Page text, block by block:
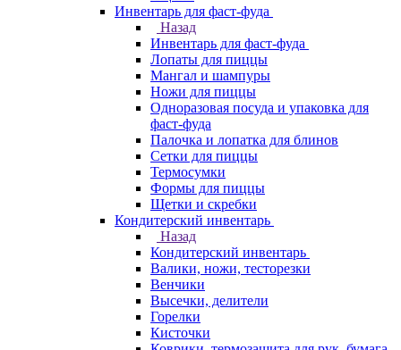
Инвентарь для фаст-фуда
Назад
Инвентарь для фаст-фуда
Лопаты для пиццы
Мангал и шампуры
Ножи для пиццы
Одноразовая посуда и упаковка для
фаст-фуда
Палочка и лопатка для блинов
Сетки для пиццы
Термосумки
Формы для пиццы
Щетки и скребки
Кондитерский инвентарь
Назад
Кондитерский инвентарь
Валики, ножи, тесторезки
Венчики
Высечки, делители
Горелки
Кисточки